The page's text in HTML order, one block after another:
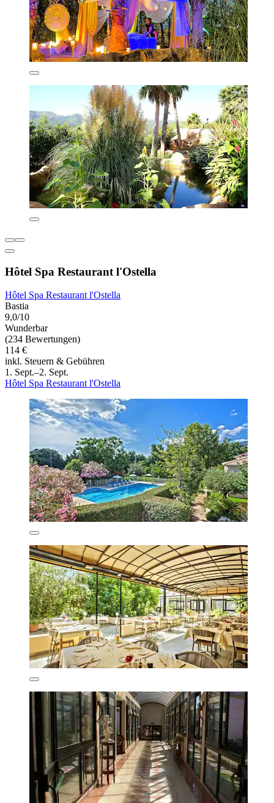
Hôtel Spa Restaurant l'Ostella
Hôtel Spa Restaurant l'Ostella
Bastia
9,0/10
Wunderbar
(234 Bewertungen)
114 €
inkl. Steuern & Gebühren
1. Sept.–2. Sept.
Hôtel Spa Restaurant l'Ostella